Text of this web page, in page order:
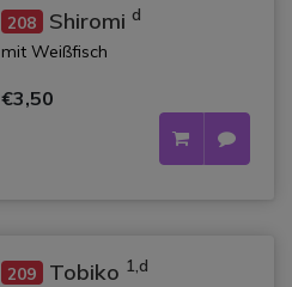
208 Shiromi d
mit Weißfisch
€3,50
209 Tobiko 1,d